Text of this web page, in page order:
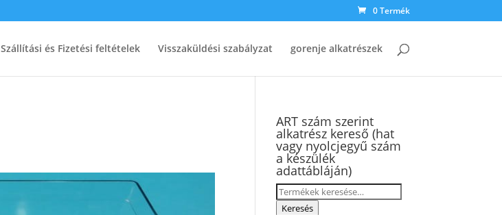
0 Termék
Szállítási és Fizetési feltételek Visszaküldési szabályzat gorenje alkatrészek
ART szám szerint
alkatrész kereső (hat
vagy nyolcjegyű szám
a készülék
adattábláján)
Keresés
a Keresés